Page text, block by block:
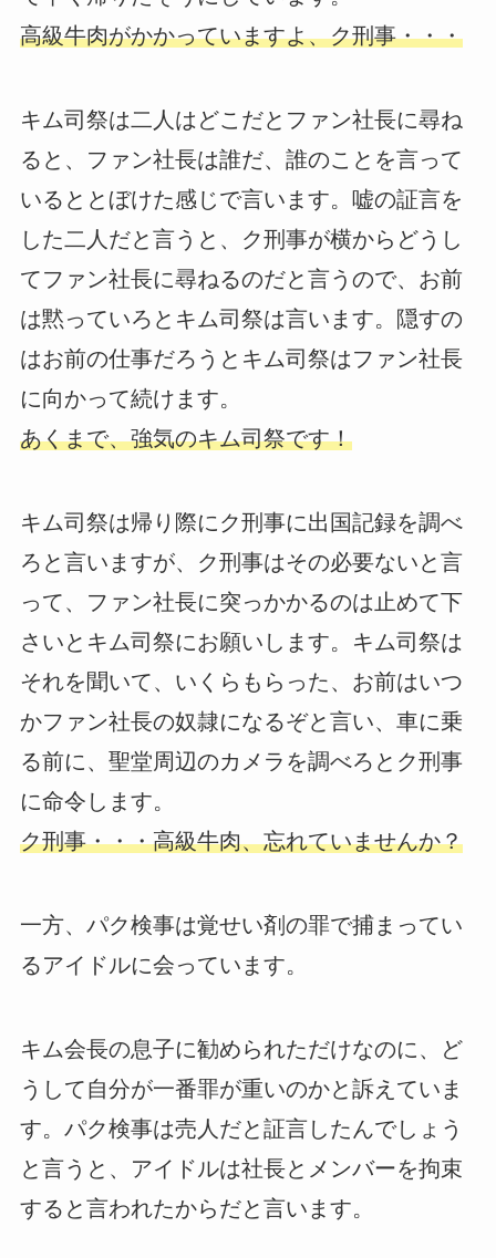
高級牛肉がかかっていますよ、ク刑事・・・
キム司祭は二人はどこだとファン社長に尋ね
ると、ファン社長は誰だ、誰のことを言って
いるととぼけた感じで言います。嘘の証言を
した二人だと言うと、ク刑事が横からどうし
てファン社長に尋ねるのだと言うので、お前
は黙っていろとキム司祭は言います。隠すの
はお前の仕事だろうとキム司祭はファン社長
に向かって続けます。
あくまで、強気のキム司祭です！
キム司祭は帰り際にク刑事に出国記録を調べ
ろと言いますが、ク刑事はその必要ないと言
って、ファン社長に突っかかるのは止めて下
さいとキム司祭にお願いします。キム司祭は
それを聞いて、いくらもらった、お前はいつ
かファン社長の奴隷になるぞと言い、車に乗
る前に、聖堂周辺のカメラを調べろとク刑事
に命令します。
ク刑事・・・高級牛肉、忘れていませんか？
一方、パク検事は覚せい剤の罪で捕まってい
るアイドルに会っています。
キム会長の息子に勧められただけなのに、ど
うして自分が一番罪が重いのかと訴えていま
す。パク検事は売人だと証言したんでしょう
と言うと、アイドルは社長とメンバーを拘束
すると言われたからだと言います。